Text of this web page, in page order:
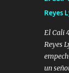
atora
Reyes
El Cali
Reyes
un